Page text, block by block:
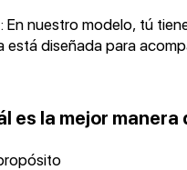
En nuestro modelo, tú
está diseñada para
es la mejor